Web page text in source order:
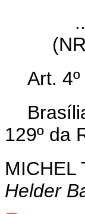
Art.
129º da
MICHEL
Helder